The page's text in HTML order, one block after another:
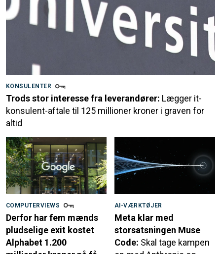
KONSULENTER
Trods stor interesse fra leverandører: Lægger it-
konsulent-aftale til 125 millioner kroner i graven for
altid
COMPUTERVIEWS
Derfor har fem mænds
pludselige exit kostet
Alphabet 1.200
AI-VÆRKTØJER
Meta klar med
storsatsningen Muse
Code: Skal tage kampen